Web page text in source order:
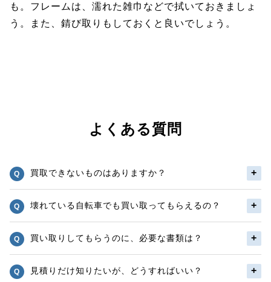
も。フレームは、濡れた雑巾などで拭いておきましょ
う。また、錆び取りもしておくと良いでしょう。
よくある質問
買取できないものはありますか？
壊れている自転車でも買い取ってもらえるの？
買い取りしてもらうのに、必要な書類は？
見積りだけ知りたいが、どうすればいい？